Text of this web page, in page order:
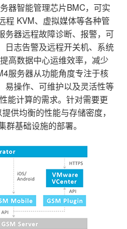
器智能管理芯片BMC，可实
程 KVM、虚拟媒体等各种管
务器远程故障诊断、报警，可
日志告警及远程开关机、系统
高数据中心运维效率，减少
服务器从功能角度专注于核
易操作、可维护以及灵活性等
能计算的需求。针对需要更
供均衡的性能与存储密度，
基础设施的部署。